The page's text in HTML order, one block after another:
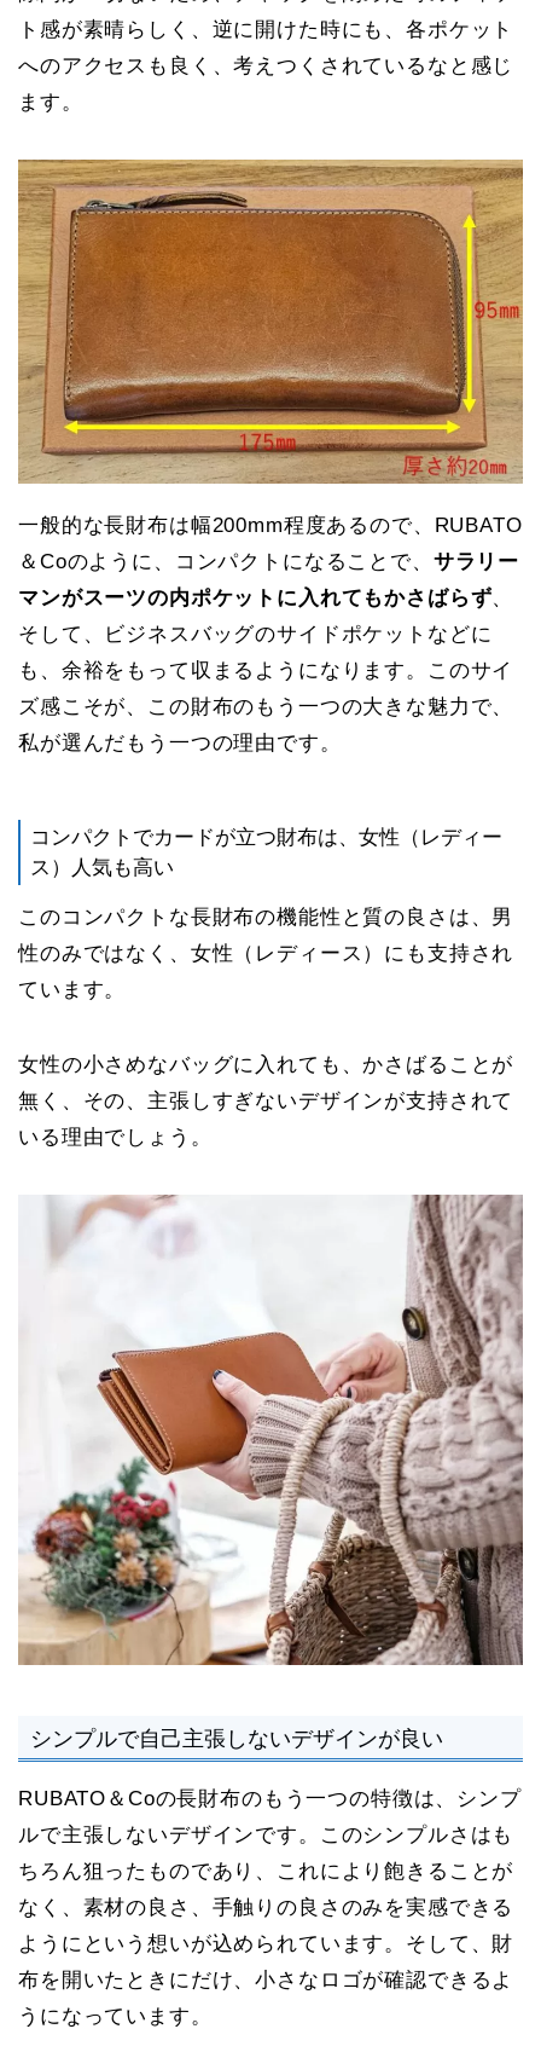
ト感が素晴らしく、逆に開けた時にも、各ポケット
へのアクセスも良く、考えつくされているなと感じ
ます。
一般的な長財布は幅200mm程度あるので、RUBATO
＆Coのように、コンパクトになることで、 サラリー
マンがスーツの内ポケットに入れてもかさばらず、
そして、ビジネスバッグのサイドポケットなどに
も、余裕をもって収まるようになります。このサイ
ズ感こそが、この財布のもう一つの大きな魅力で、
私が選んだもう一つの理由です。
コンパクトでカードが立つ財布は、女性（レディー
ス）人気も高い
このコンパクトな長財布の機能性と質の良さは、男
性のみではなく、女性（レディース）にも支持され
ています。
女性の小さめなバッグに入れても、かさばることが
無く、その、主張しすぎないデザインが支持されて
いる理由でしょう。
シンプルで自己主張しないデザインが良い
RUBATO＆Coの長財布のもう一つの特徴は、シンプ
ルで主張しないデザインです。このシンプルさはも
ちろん狙ったものであり、これにより飽きることが
なく、素材の良さ、手触りの良さのみを実感できる
ようにという想いが込められています。そして、財
布を開いたときにだけ、小さなロゴが確認できるよ
うになっています。